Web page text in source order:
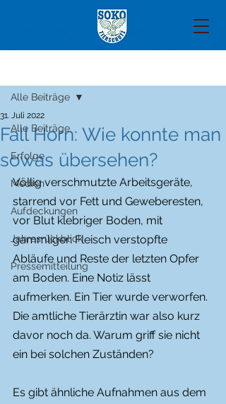
Alle Beiträge
Erfolge
Medien
Aufdeckungen
Jahresrückblick
Pressemitteilung
Alle Beiträge
Fall Horn: Wie konnte man
sowas übersehen?
31. Juli 2022
Völlig verschmutzte Arbeitsgeräte,
starrend vor Fett und Geweberesten,
vor Blut klebriger Boden, mit
gammligen Fleisch verstopfte
Abläufe und Reste der letzten Opfer
am Boden. Eine Notiz lässt
aufmerken. Ein Tier wurde verworfen.
Die amtliche Tierärztin war also kurz
davor noch da. Warum griff sie nicht
ein bei solchen Zuständen?
Es gibt ähnliche Aufnahmen aus dem